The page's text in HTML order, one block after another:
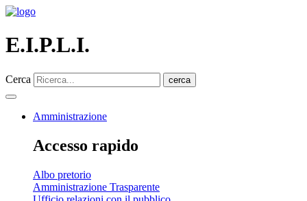
E.I.P.L.I.
Cerca cerca
Amministrazione
Accesso rapido
Albo pretorio
Amministrazione Trasparente